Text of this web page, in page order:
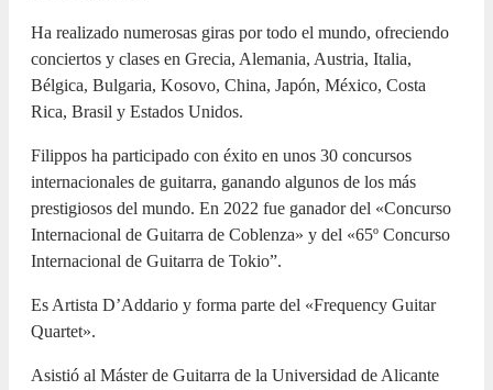
Ha realizado numerosas giras por todo el mundo, ofreciendo
conciertos y clases en Grecia, Alemania, Austria, Italia,
Bélgica, Bulgaria, Kosovo, China, Japón, México, Costa
Rica, Brasil y Estados Unidos.
Filippos ha participado con éxito en unos 30 concursos
internacionales de guitarra, ganando algunos de los más
prestigiosos del mundo. En 2022 fue ganador del «Concurso
Internacional de Guitarra de Coblenza» y del «65º Concurso
Internacional de Guitarra de Tokio”.
Es Artista D’Addario y forma parte del «Frequency Guitar
Quartet».
Asistió al Máster de Guitarra de la Universidad de Alicante